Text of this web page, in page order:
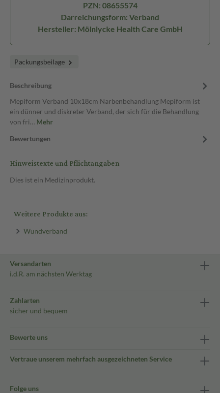
PZN: 08655574
Darreichungsform: Verband
Hersteller: Mölnlycke Health Care GmbH
Packungsbeilage
Beschreibung
Mepiform Verband 10x18cm Narbenbehandlung Mepiform ist
ein dünner und diskreter Verband, der sich für die Behandlung
von fri… Mehr
Bewertungen
Hinweistexte und Pflichtangaben
Dies ist ein Medizinprodukt.
Weitere Produkte aus:
Wundverband
Versandarten
i.d.R. am nächsten Werktag
Zahlarten
sicher und bequem
Bewerte uns
Vertraue unserem mehrfach ausgezeichneten Service
Folge uns